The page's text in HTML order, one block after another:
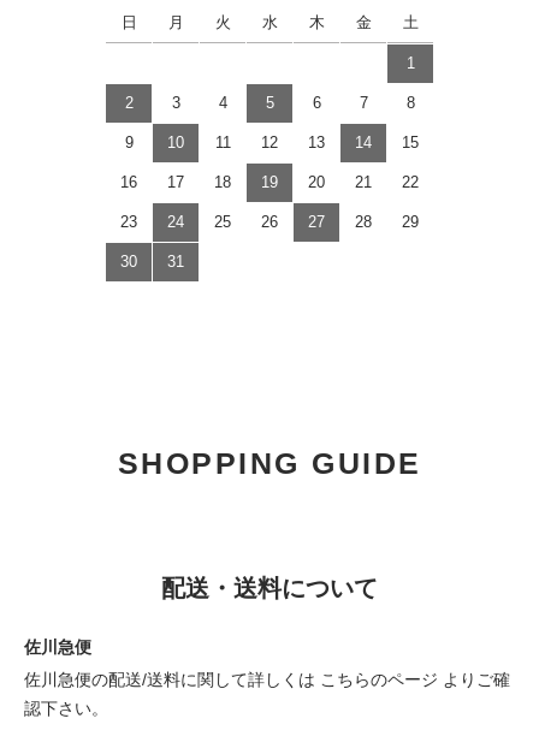
日 月 火 水 木 金 土
1
2 3 4 5 6 7 8
9 10 11 12 13 14 15
16 17 18 19 20 21 22
23 24 25 26 27 28 29
30 31
SHOPPING GUIDE
配送・送料について
佐川急便
佐川急便の配送/送料に関して詳しくは こちらのページ よりご確
認下さい。